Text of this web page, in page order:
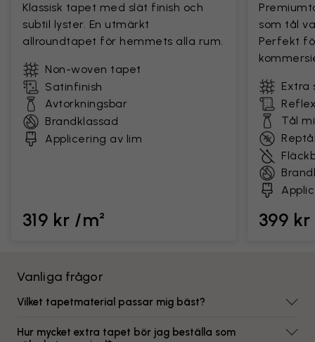
Klassisk tapet med slät finish och
subtil lyster. En utmärkt
allroundtapet för hemmets alla rum.
Non-woven tapet
Satinfinish
Avtorkningsbar
Brandklassad
Applicering av lim
319 kr /m²
som tål
Perfekt
Extra
Tål
399
Vanliga frågor
Vilket tapetmaterial passar mig bäst?
Hur mycket extra tapet bör jag beställa som